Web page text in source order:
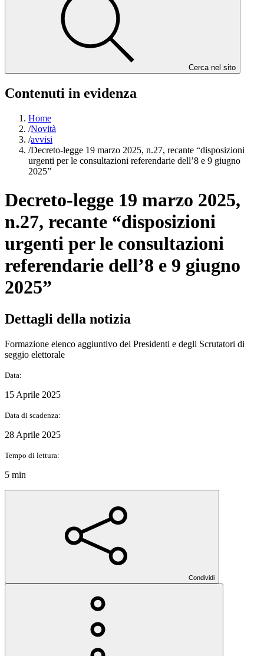
Cerca nel sito
Contenuti in evidenza
Home
/Novità
/avvisi
/Decreto-legge 19 marzo 2025, n.27, recante “disposizioni
urgenti per le consultazioni referendarie dell’8 e 9 giugno
2025”
Decreto-legge 19 marzo 2025,
n.27, recante “disposizioni
urgenti per le consultazioni
referendarie dell’8 e 9 giugno
2025”
Dettagli della notizia
Formazione elenco aggiuntivo dei Presidenti e degli Scrutatori di
seggio elettorale
Data:
15 Aprile 2025
Data di scadenza:
28 Aprile 2025
Tempo di lettura:
5 min
Condividi